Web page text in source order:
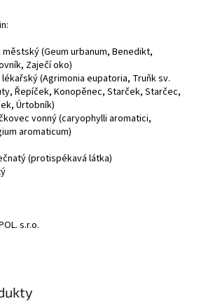
městský (Geum urbanum, Benedikt,
Zaječí oko)
(Agrimonia eupatoria, Truňk sv.
Řepíček, Konopěnec, Starček, Starčec,
Úrtobník)
vonný (caryophylli aromatici,
aromaticum)
(protispékavá látka)
s.r.o.